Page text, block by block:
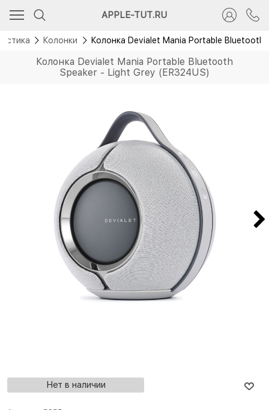
APPLE-TUT.RU
Колонки Колонка Devialet Mania Portable Bluetooth
Колонка Devialet Mania Portable Bluetooth
Speaker - Light Grey (ER324US)
Новинка
Нет в наличии